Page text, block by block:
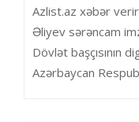
Azlist.az xəbər
Əliyev sərəncam
Dövlət başçısının
Azərbaycan